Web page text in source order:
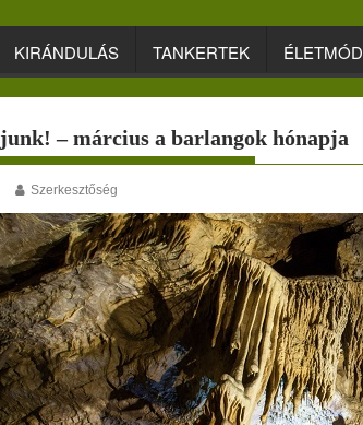
KIRÁNDULÁS TANKERTEK ÉLETMÓD
– március a barlangok hónapja
Szerkesztőség